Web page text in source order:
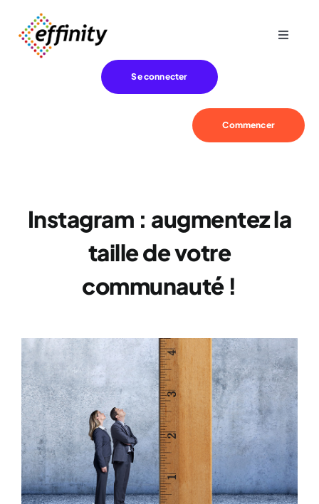
contenu
Toggle
Effinity
Se connecter
Commencer
Instagram : augmentez la
taille de votre
communauté !